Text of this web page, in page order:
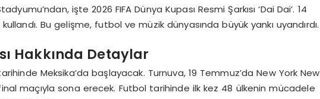
işte 2026 FIFA Dünya Kupası Resmi Şarkısı ‘Dai Dai’. 14
kullandı. Bu gelişme, futbol ve müzik dünyasında büyük yankı uyandırdı.
Hakkında Detaylar
Meksika’da başlayacak. Turnuva, 19 Temmuz’da New York New
maçıyla sona erecek. Futbol tarihinde ilk kez 48 ülkenin mücadele